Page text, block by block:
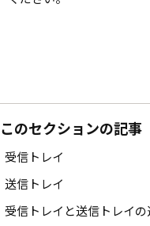
このセクションの記事
受信トレイ
送信トレイ
受信トレイと送信トレイの